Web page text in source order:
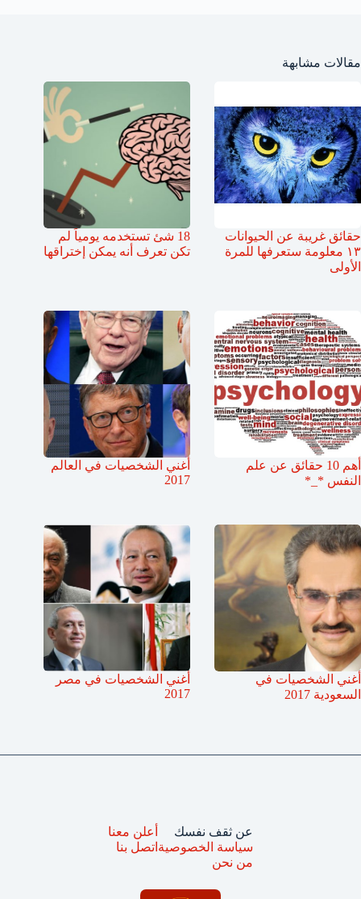
مقالات مشابهة
حقائق غريبة عن الحيوانات
١٣ معلومة ستعرفها للمرة
الأولى
18 شئ تستخدمه يومياً لم
تكن تعرف أنه يمكن إختراقها
أهم 10 حقائق عن علم
النفس *_*
أغني الشخصيات في العالم
2017
أغني الشخصيات في
السعودية 2017
أغني الشخصيات في مصر
2017
عن ثقف نفسك
سياسة الخصوصية
من نحن
أعلن معنا
اتصل بنا